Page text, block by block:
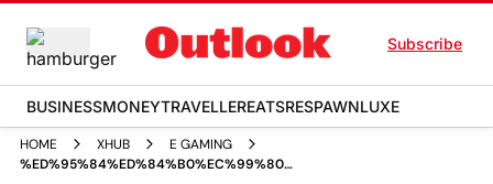
Subscribe
BUSINESSMONEYTRAVELLEREATSRESPAWNLUXE
HOME XHUB
E GAMING
%ED%95%84%ED%84%B0%EC%99%80